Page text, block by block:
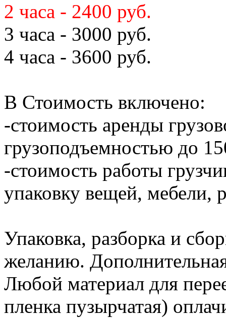
2 часа - 2400 руб.
3 часа - 3000 руб.
4 часа - 3600 руб.
В Стоимость включено:
-стоимость аренды
грузоподъемностью до
-стоимость работы
упаковку вещей, мебели,
Упаковка, разборка и
желанию. Дополнительная
Любой материал для
пленка пузырчатая)